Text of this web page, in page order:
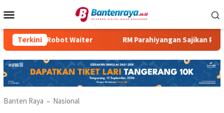
ke
Mobile
Terkini
Robot Waiter RM Parahiyangan Sajikan Pecak Bandeng
Banten Raya – Nasional